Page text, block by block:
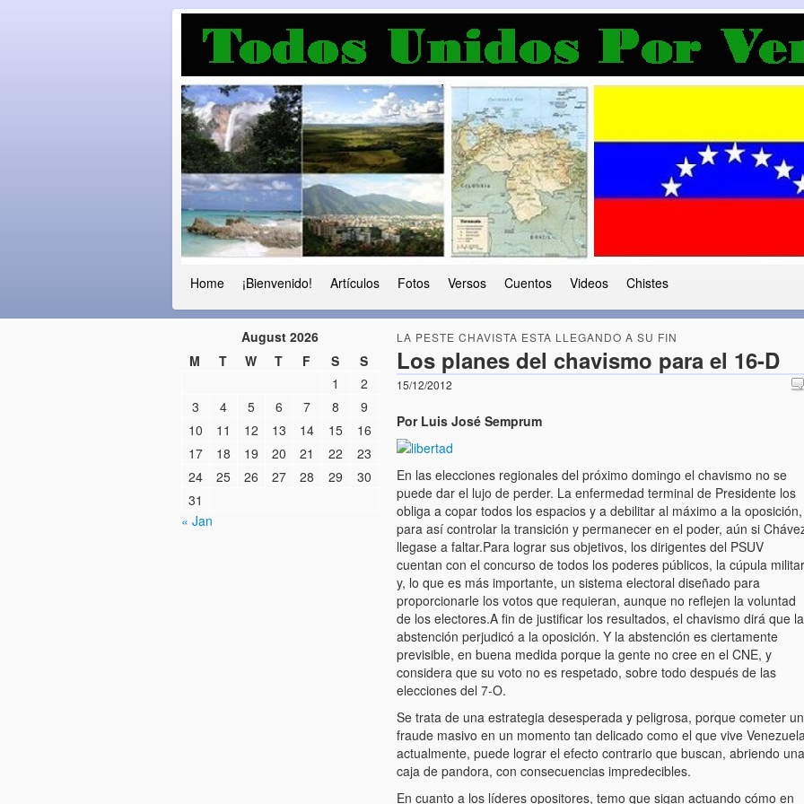
Luchando por la Democracia
Fuera el chavismo, la peor peste que le ha caido a esta tierra
Home ¡Bienvenido! Artículos Fotos Versos Cuentos Videos Chistes
LA PESTE CHAVISTA ESTA LLEGANDO A SU FIN
Los planes del chavismo para el 16-D
15/12/2012
Por Luis José Semprum
En las elecciones regionales del próximo domingo el chavismo no se
puede dar el lujo de perder. La enfermedad terminal de Presidente los
obliga a copar todos los espacios y a debilitar al máximo a la oposición,
para así controlar la transición y permanecer en el poder, aún si
llegase a faltar.Para lograr sus objetivos, los dirigentes del PSUV
cuentan con el concurso de todos los poderes públicos, la cúpula militar
y, lo que es más importante, un sistema electoral diseñado para
proporcionarle los votos que requieran, aunque no reflejen la voluntad
de los electores.A fin de justificar los resultados, el chavismo dirá que la
abstención perjudicó a la oposición. Y la abstención es ciertamente
previsible, en buena medida porque la gente no cree en el CNE, y
considera que su voto no es respetado, sobre todo después de las
elecciones del 7-O.
Se trata de una estrategia desesperada y peligrosa, porque cometer un
fraude masivo en un momento tan delicado como el que vive
actualmente, puede lograr el efecto contrario que buscan, abriendo una
caja de pandora, con consecuencias impredecibles.
En cuanto a los líderes opositores, temo que sigan actuando cómo en
August 2026
M
T W T F S
S
1
2
3
4 5 6 7 8
9
10
11 12 13 14 15
16
17
18 19 20 21 22
23
24
25 26 27 28 29
30
31
« Jan